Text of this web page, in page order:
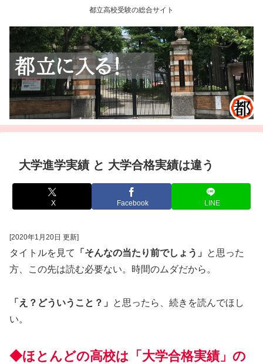
都立高校受験の総合サイト
大学進学実績 と 大学合格実績は違う
X Facebook LINE
[2020年1月20日 更新]
タイトルを見て 「そんなの当たり前でしょう」
と思った
方、この先は読む必要ない。時間のムダだから。
「え？どういうこと？」
と思ったら、続きを読んでほし
い。
◆ほとんどの高校は「大学合格実績」の